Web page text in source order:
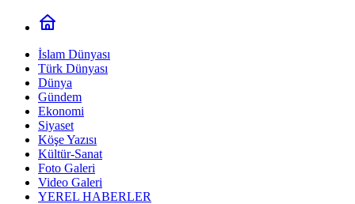
İslam Dünyası
Türk Dünyası
Dünya
Gündem
Ekonomi
Siyaset
Köşe Yazısı
Kültür-Sanat
Foto Galeri
Video Galeri
YEREL HABERLER